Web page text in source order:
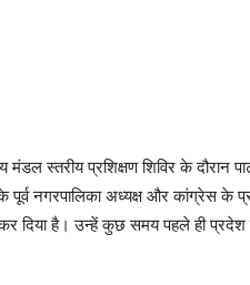
स्तरीय प्रशिक्षण शिविर के दौरान
पूर्व नगरपालिका अध्यक्ष और कांग्रेस के
दिया है। उन्हें कुछ समय पहले ही प्रदेश